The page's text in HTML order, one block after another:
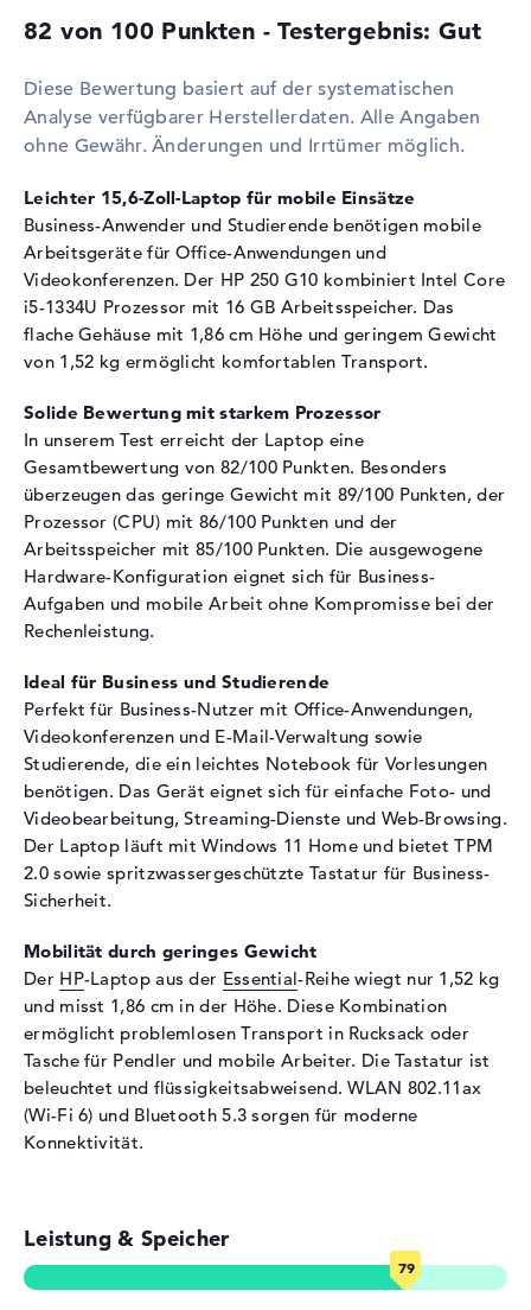
1. Steckplatz
16 GB
Installiert
16 GB
Technologie
DDR4 SDRAM - PC4-25600 -
3200 MHz
Festplatte
Festplatte
512 GB SSD
Schnittstelle
PCIe
Optische Speicher
Laufwerks-Typ
ohne Laufwerk
Display-Typ
15,6" TFT
Max. Auflösung
1920 x 1080
Auflösungstyp
Full-HD
Bildwiederholrate
60 Hz
Besonderheiten
Display, entspiegelt, LED-
Hintergrundbeleuchtung, IPS
Panel, 45% NTSC
Soundkarte
Stereolautsprecher
Webcam
Sensorauflösung
0,9 MP
Eingabegeräte
Eingabegeräte
Multi-Touch-Trackpad,
Tastatur
Flüssigkeitsabweisend
Netzwerk
802.11b, 802.11g, 802.11n
Bluetooth
5.3
Erweiterung / Konnektivität
1 x 2-in-1 Audio Jack
(Kopfhörer/Mikrofon)
82 von 100 Punkten - Testergebnis: Gut
Diese Bewertung basiert auf der systematischen
Analyse verfügbarer Herstellerdaten. Alle Angaben
ohne Gewähr. Änderungen und Irrtümer möglich.
Leichter 15,6-Zoll-Laptop für mobile Einsätze
Business-Anwender und Studierende benötigen mobile
Arbeitsgeräte für Office-Anwendungen und
Videokonferenzen. Der HP 250 G10 kombiniert Intel Core
i5-1334U Prozessor mit 16 GB Arbeitsspeicher. Das
flache Gehäuse mit 1,86 cm Höhe und geringem Gewicht
von 1,52 kg ermöglicht komfortablen Transport.
Solide Bewertung mit starkem Prozessor
In unserem Test erreicht der Laptop eine
Gesamtbewertung von 82/100 Punkten. Besonders
überzeugen das geringe Gewicht mit 89/100 Punkten, der
Prozessor (CPU) mit 86/100 Punkten und der
Arbeitsspeicher mit 85/100 Punkten. Die ausgewogene
Hardware-Konfiguration eignet sich für Business-
Aufgaben und mobile Arbeit ohne Kompromisse bei der
Rechenleistung.
Ideal für Business und Studierende
Perfekt für Business-Nutzer mit Office-Anwendungen,
Videokonferenzen und E-Mail-Verwaltung sowie
Studierende, die ein leichtes Notebook für Vorlesungen
benötigen. Das Gerät eignet sich für einfache Foto- und
Videobearbeitung, Streaming-Dienste und Web-Browsing.
Der Laptop läuft mit Windows 11 Home und bietet TPM
2.0 sowie spritzwassergeschützte Tastatur für Business-
Sicherheit.
Mobilität durch geringes Gewicht
Der HP-Laptop aus der Essential-Reihe wiegt nur 1,52 kg
und misst 1,86 cm in der Höhe. Diese Kombination
ermöglicht problemlosen Transport in Rucksack oder
Tasche für Pendler und mobile Arbeiter. Die Tastatur ist
beleuchtet und flüssigkeitsabweisend. WLAN 802.11ax
(Wi-Fi 6) und Bluetooth 5.3 sorgen für moderne
Konnektivität.
Leistung & Speicher